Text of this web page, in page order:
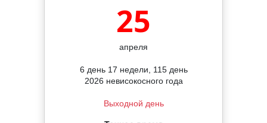
25
апреля
6 день 17 недели, 115 день
2026 невисокосного года
Выходной день